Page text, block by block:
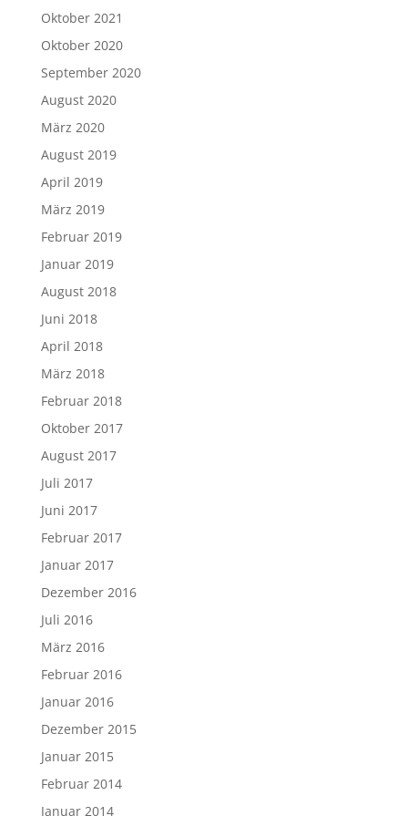
Oktober 2021
Oktober 2020
September 2020
August 2020
März 2020
August 2019
April 2019
März 2019
Februar 2019
Januar 2019
August 2018
Juni 2018
April 2018
März 2018
Februar 2018
Oktober 2017
August 2017
Juli 2017
Juni 2017
Februar 2017
Januar 2017
Dezember 2016
Juli 2016
März 2016
Februar 2016
Januar 2016
Dezember 2015
Januar 2015
Februar 2014
Januar 2014